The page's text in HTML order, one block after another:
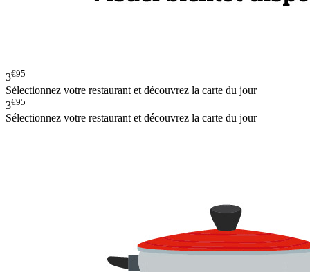
3€95
Sélectionnez votre restaurant et découvrez la carte du jour
3€95
Sélectionnez votre restaurant et découvrez la carte du jour